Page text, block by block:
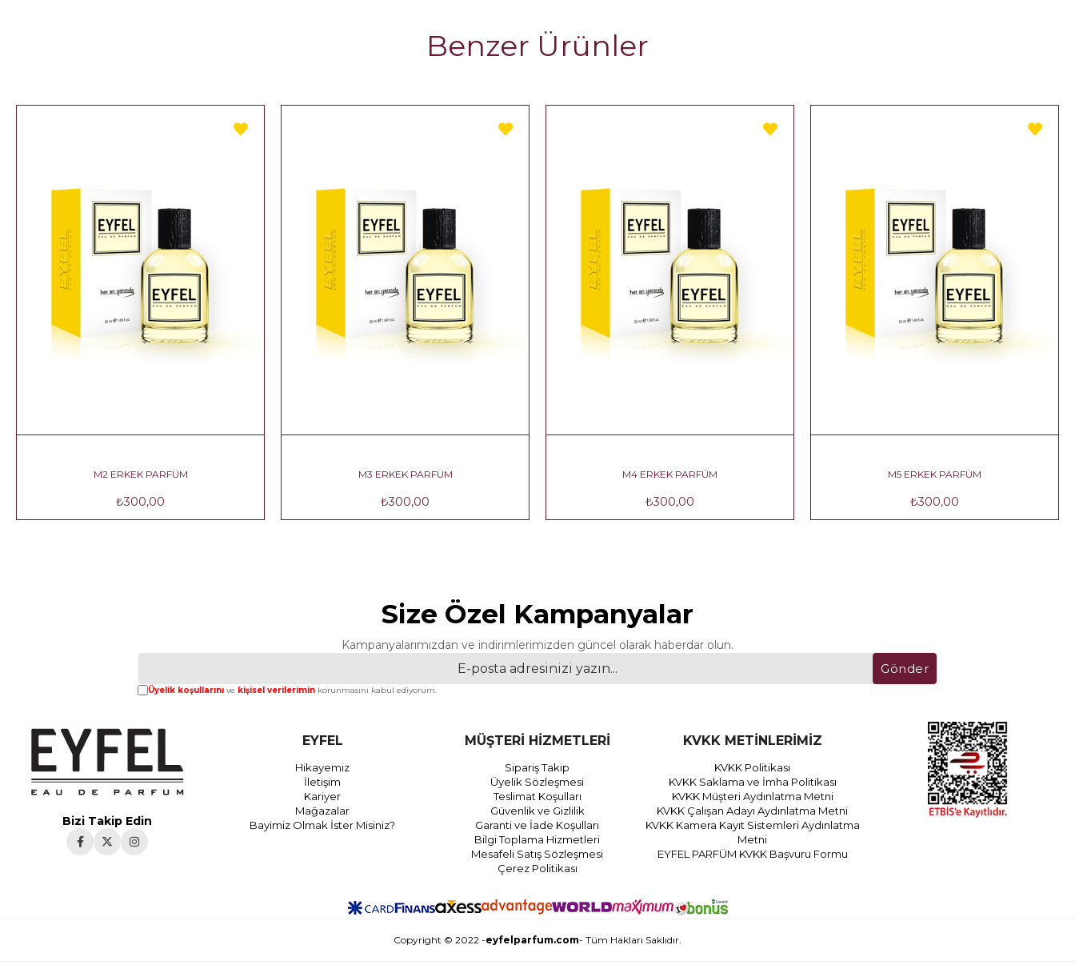
Benzer Ürünler
M2 ERKEK PARFÜM
₺300,00
M3 ERKEK PARFÜM
₺300,00
M4 ERKEK PARFÜM
₺300,00
M5 ERKEK PARFÜM
₺300,00
Size Özel Kampanyalar
Kampanyalarımızdan ve indirimlerimizden güncel olarak haberdar olun.
Gönder
Üyelik koşullarını ve kişisel verilerimin korunmasını kabul ediyorum.
Bizi Takip Edin
EYFEL
Hikayemiz
İletişim
Kariyer
Mağazalar
Bayimiz Olmak İster Misiniz?
MÜŞTERİ HİZMETLERİ
Sipariş Takip
Üyelik Sözleşmesi
Teslimat Koşulları
Güvenlik ve Gizlilik
Garanti ve İade Koşulları
Bilgi Toplama Hizmetleri
Mesafeli Satış Sözleşmesi
Çerez Politikası
KVKK METİNLERİMİZ
KVKK Politikası
KVKK Saklama ve İmha Politikası
KVKK Müşteri Aydınlatma Metni
KVKK Çalışan Adayı Aydınlatma Metni
KVKK Kamera Kayıt Sistemleri Aydınlatma
Metni
EYFEL PARFÜM KVKK Başvuru Formu
Copyright © 2022 -eyfelparfum.com- Tüm Hakları Saklıdır.